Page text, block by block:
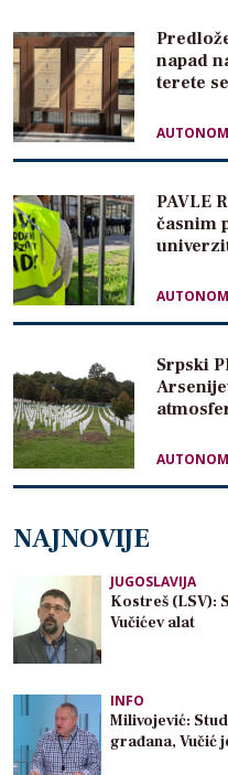
napad
terete
PAVLE
časnim
Srpski
NAJNOVIJE
JUGOSLAVIJA
Kostreš (LSV):
Vučićev alat
INFO
Milivojević:
građana, Vučić